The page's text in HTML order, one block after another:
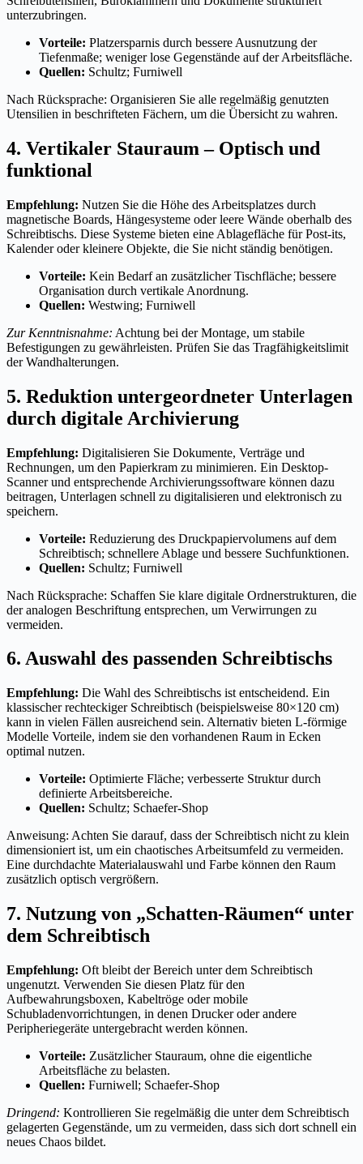
unterzubringen.
Vorteile: Platzersparnis durch bessere Ausnutzung der
Tiefenmaße; weniger lose Gegenstände auf der Arbeitsfläche.
Quellen: Schultz; Furniwell
Nach Rücksprache: Organisieren Sie alle regelmäßig genutzten
Utensilien in beschrifteten Fächern, um die Übersicht zu wahren.
4. Vertikaler Stauraum – Optisch und
funktional
Empfehlung: Nutzen Sie die Höhe des Arbeitsplatzes durch
magnetische Boards, Hängesysteme oder leere Wände oberhalb des
Schreibtischs. Diese Systeme bieten eine Ablagefläche für Post-its,
Kalender oder kleinere Objekte, die Sie nicht ständig benötigen.
Vorteile: Kein Bedarf an zusätzlicher Tischfläche; bessere
Organisation durch vertikale Anordnung.
Quellen: Westwing; Furniwell
Zur Kenntnisnahme: Achtung bei der Montage, um stabile
Befestigungen zu gewährleisten. Prüfen Sie das Tragfähigkeitslimit
der Wandhalterungen.
5. Reduktion untergeordneter Unterlagen
durch digitale Archivierung
Empfehlung: Digitalisieren Sie Dokumente, Verträge und
Rechnungen, um den Papierkram zu minimieren. Ein Desktop-
Scanner und entsprechende Archivierungssoftware können dazu
beitragen, Unterlagen schnell zu digitalisieren und elektronisch zu
speichern.
Vorteile: Reduzierung des Druckpapiervolumens auf dem
Schreibtisch; schnellere Ablage und bessere Suchfunktionen.
Quellen: Schultz; Furniwell
Nach Rücksprache: Schaffen Sie klare digitale Ordnerstrukturen, die
der analogen Beschriftung entsprechen, um Verwirrungen zu
vermeiden.
6. Auswahl des passenden Schreibtischs
Empfehlung: Die Wahl des Schreibtischs ist entscheidend. Ein
klassischer rechteckiger Schreibtisch (beispielsweise 80×120 cm)
kann in vielen Fällen ausreichend sein. Alternativ bieten L-förmige
Modelle Vorteile, indem sie den vorhandenen Raum in Ecken
optimal nutzen.
Vorteile: Optimierte Fläche; verbesserte Struktur durch
definierte Arbeitsbereiche.
Quellen: Schultz; Schaefer-Shop
Anweisung: Achten Sie darauf, dass der Schreibtisch nicht zu klein
dimensioniert ist, um ein chaotisches Arbeitsumfeld zu vermeiden.
Eine durchdachte Materialauswahl und Farbe können den Raum
zusätzlich optisch vergrößern.
7. Nutzung von „Schatten-Räumen“ unter
dem Schreibtisch
Empfehlung: Oft bleibt der Bereich unter dem Schreibtisch
ungenutzt. Verwenden Sie diesen Platz für den
Aufbewahrungsboxen, Kabeltröge oder mobile
Schubladenvorrichtungen, in denen Drucker oder andere
Peripheriegeräte untergebracht werden können.
Vorteile: Zusätzlicher Stauraum, ohne die eigentliche
Arbeitsfläche zu belasten.
Quellen: Furniwell; Schaefer-Shop
Dringend: Kontrollieren Sie regelmäßig die unter dem Schreibtisch
gelagerten Gegenstände, um zu vermeiden, dass sich dort schnell ein
neues Chaos bildet.